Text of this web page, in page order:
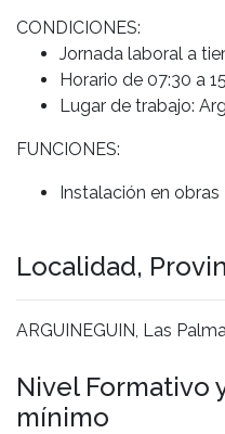
CONDICIONES:
Jornada laboral a
Horario de 07:30 a
Lugar de trabajo:
FUNCIONES:
Instalación en obras
Localidad,
ARGUINEGUIN, Las
Nivel Formativo
mínimo